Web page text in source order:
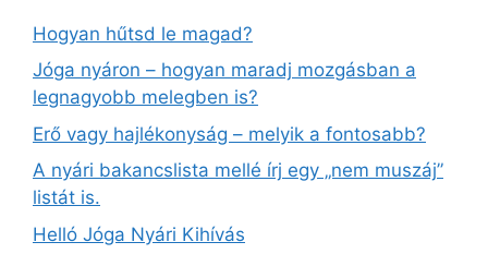
Hogyan hűtsd le magad?
Jóga nyáron – hogyan maradj mozgásban a
legnagyobb melegben is?
Erő vagy hajlékonyság – melyik a fontosabb?
A nyári bakancslista mellé írj egy „nem muszáj”
listát is.
Helló Jóga Nyári Kihívás